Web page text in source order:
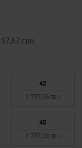
грн
42
1 797,96 грн
45
1 797,96 грн